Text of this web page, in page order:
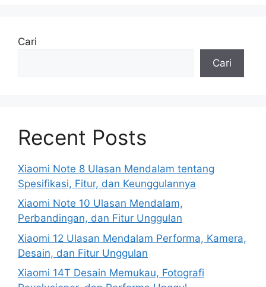
Cari
Cari
Recent Posts
Xiaomi Note 8 Ulasan Mendalam tentang
Spesifikasi, Fitur, dan Keunggulannya
Xiaomi Note 10 Ulasan Mendalam,
Perbandingan, dan Fitur Unggulan
Xiaomi 12 Ulasan Mendalam Performa, Kamera,
Desain, dan Fitur Unggulan
Xiaomi 14T Desain Memukau, Fotografi